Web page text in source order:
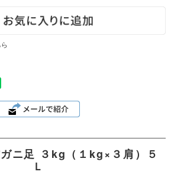
ニ足 ３kg（１kg×３肩）５
Ｌ